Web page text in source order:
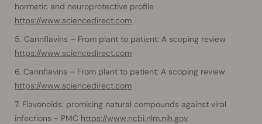
hormetic and neuroprotective profile
https://www.sciencedirect.com
Cannflavins – From plant to patient: A scoping review
https://www.sciencedirect.com
Cannflavins – From plant to patient: A scoping review
https://www.sciencedirect.com
Flavonoids: promising natural compounds against viral
infections - PMC https://www.ncbi.nlm.nih.gov